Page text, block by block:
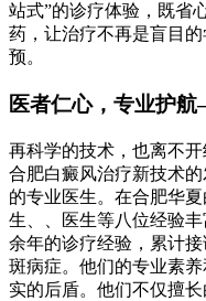
站式”的诊疗体验，既省
药，让治疗不再是盲目
预。
医者仁心，专业护
再科学的技术，也离不
合肥白癜风治疗新技术
的专业医生。在合肥华
生、、医生等八位经验
余年的诊疗经验，累计
斑病症。他们的专业素
实的后盾。他们不仅擅